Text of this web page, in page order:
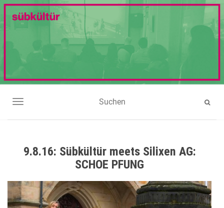
NAVIGATION UMSCHALTEN
9.8.16: Sübkültür meets Silixen AG:
SCHOE PFUNG